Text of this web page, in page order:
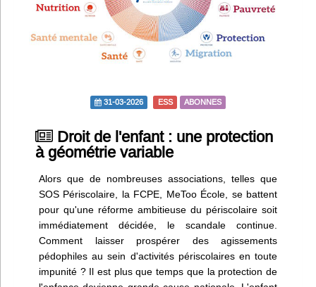
Divers
Abo Lettrasso
Désabo Lettrasso
Nous contacter
31-03-2026 ESS ABONNES
Droit de l'enfant : une protection
à géométrie variable
Alors que de nombreuses associations, telles que
SOS Périscolaire, la FCPE, MeToo École, se battent
pour qu'une réforme ambitieuse du périscolaire soit
immédiatement décidée, le scandale continue.
Comment laisser prospérer des agissements
pédophiles au sein d'activités périscolaires en toute
impunité ? Il est plus que temps que la protection de